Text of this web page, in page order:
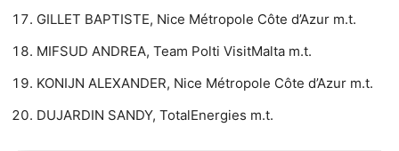
GILLET BAPTISTE, Nice Métropole Côte d’Azur m.t.
MIFSUD ANDREA, Team Polti VisitMalta m.t.
KONIJN ALEXANDER, Nice Métropole Côte d’Azur m.t.
DUJARDIN SANDY, TotalEnergies m.t.